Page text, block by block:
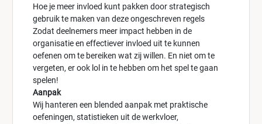
Hoe je meer invloed kunt pakken door strategisch
gebruik te maken van deze ongeschreven regels
Zodat deelnemers meer impact hebben in de
organisatie en effectiever invloed uit te kunnen
oefenen om te bereiken wat zij willen. En niet om te
vergeten, er ook lol in te hebben om het spel te gaan
spelen!
Aanpak
Wij hanteren een blended aanpak met praktische
oefeningen, statistieken uit de werkvloer,